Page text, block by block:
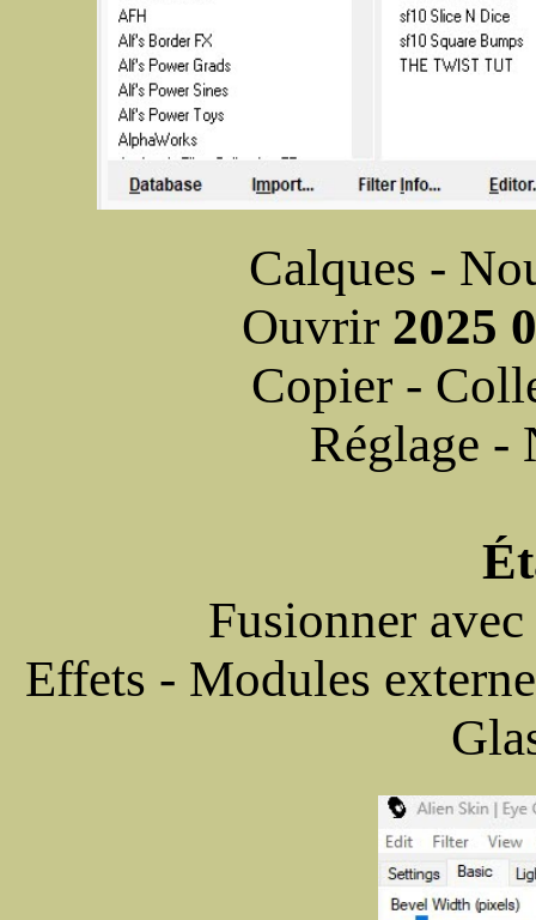
Calques -
Ouvrir 2025
Copier -
Réglage -
Fusionner
Effets - Modules